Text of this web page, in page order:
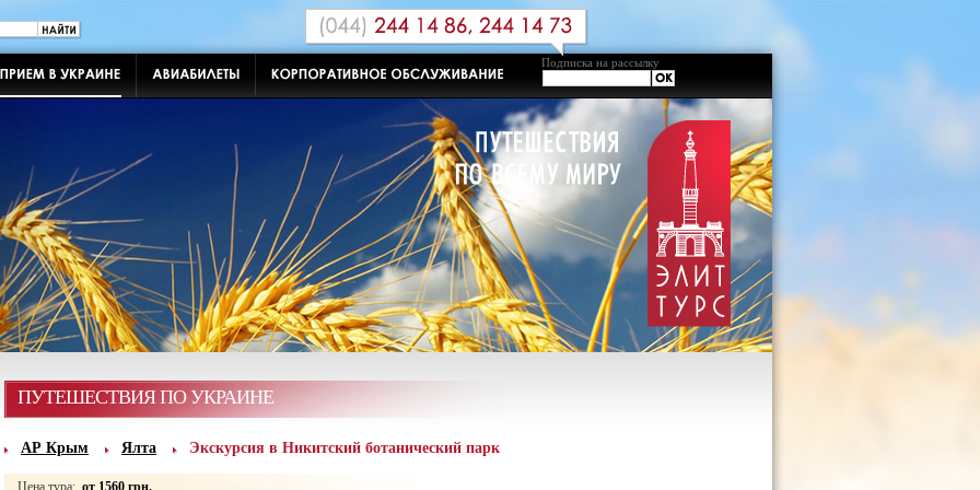
Подписка на рассылку
ПУТЕШЕСТВИЯ ПО УКРАИНЕ
АР Крым Ялта Экскурсия в Никитский ботанический парк
Цена тура: от 1560 грн.